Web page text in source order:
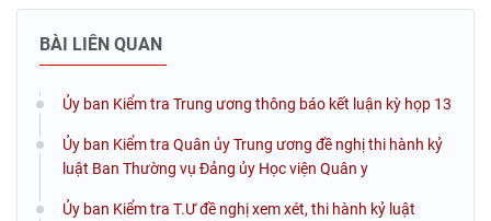
BÀI LIÊN QUAN
Ủy ban Kiểm tra Trung ương thông báo kết luận kỳ họp 13
Ủy ban Kiểm tra Quân ủy Trung ương đề nghị thi hành kỷ
luật Ban Thường vụ Đảng ủy Học viện Quân y
Ủy ban Kiểm tra T.Ư đề nghị xem xét, thi hành kỷ luật